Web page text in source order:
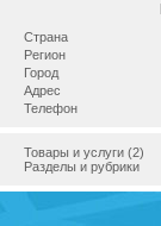
Страна
Регион
Город
Адрес
Телефон
Товары и услуги (2)
Разделы и рубрики